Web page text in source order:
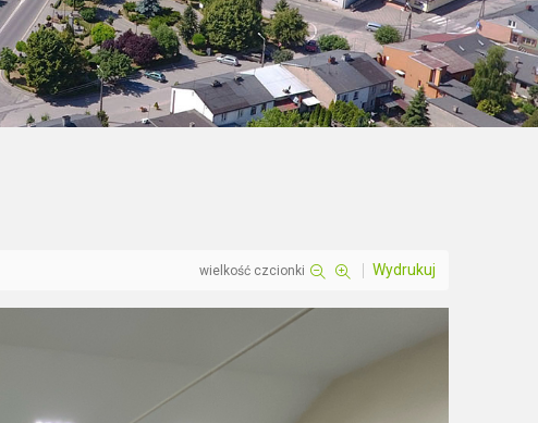
wielkość czcionki Wydrukuj